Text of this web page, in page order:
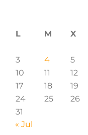
L
M X
3
4 5
10
11 12
17
18 19
24
25 26
31
« Jul